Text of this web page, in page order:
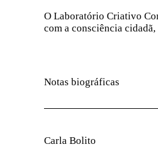
O Laboratório Criativo
com a consciência
Notas biográficas
Carla Bolito